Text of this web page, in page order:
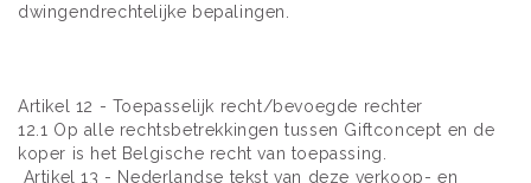
dwingendrechtelijke bepalingen.
Artikel 12 - Toepasselijk recht/bevoegde rechter
12.1 Op alle rechtsbetrekkingen tussen Giftconcept en de
koper is het Belgische recht van toepassing.
Artikel 13 - Nederlandse tekst van deze verkoop- en